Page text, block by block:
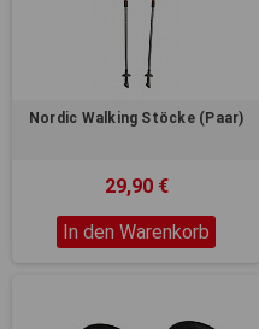
Nordic Walking Stöcke (Paar)
29,90 €
In den Warenkorb